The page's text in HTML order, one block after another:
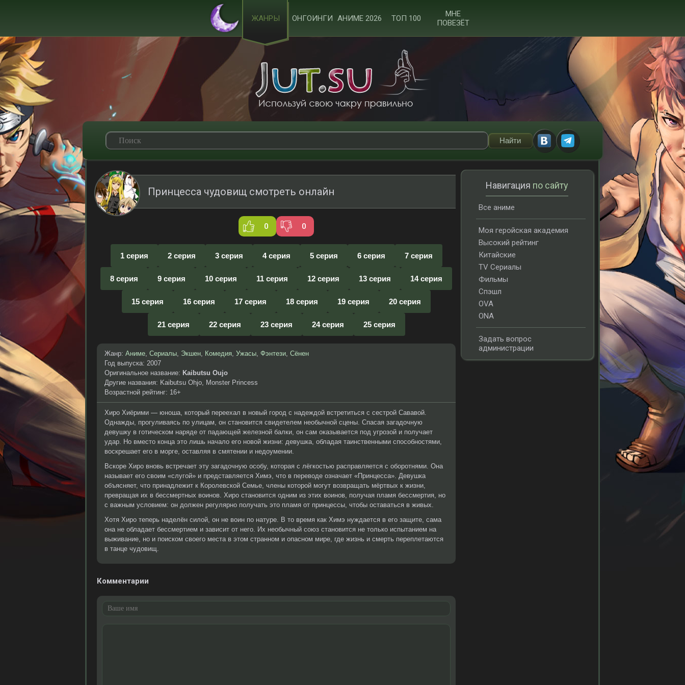
ЖАНРЫ ОНГОИНГИ АНИМЕ 2026 ТОП 100
МНЕ
ПОВЕЗЁТ
Принцесса чудовищ смотреть онлайн
0 0
1 серия 2 серия 3 серия 4 серия 5 серия 6 серия 7 серия
8 серия 9 серия 10 серия 11 серия 12 серия 13 серия 14 серия
15 серия 16 серия 17 серия 18 серия 19 серия 20 серия
21 серия 22 серия 23 серия 24 серия 25 серия
Жанр: Аниме, Сериалы, Экшен, Комедия, Ужасы, Фэнтези, Сёнен
Год выпуска: 2007
Оригинальное название: Kaibutsu Oujo
Другие названия: Kaibutsu Ohjo, Monster Princess
Возрастной рейтинг: 16+
Хиро Хиёрими — юноша, который переехал в новый город с надеждой встретиться с сестрой Сававой.
Однажды, прогуливаясь по улицам, он становится свидетелем необычной сцены. Спасая загадочную
девушку в готическом наряде от падающей железной балки, он сам оказывается под угрозой и получает
удар. Но вместо конца это лишь начало его новой жизни: девушка, обладая таинственными способностями,
воскрешает его в морге, оставляя в смятении и недоумении.
Вскоре Хиро вновь встречает эту загадочную особу, которая с лёгкостью расправляется с оборотнями. Она
называет его своим «слугой» и представляется Химэ, что в переводе означает «Принцесса». Девушка
объясняет, что принадлежит к Королевской Семье, члены которой могут возвращать мёртвых к жизни,
превращая их в бессмертных воинов. Хиро становится одним из этих воинов, получая пламя бессмертия, но
с важным условием: он должен регулярно получать это пламя от принцессы, чтобы оставаться в живых.
Хотя Хиро теперь наделён силой, он не воин по натуре. В то время как Химэ нуждается в его защите, сама
она не обладает бессмертием и зависит от него. Их необычный союз становится не только испытанием на
выживание, но и поиском своего места в этом странном и опасном мире, где жизнь и смерть переплетаются
в танце чудовищ.
Комментарии
Навигация по сайту
Все аниме
Моя геройская академия
Высокий рейтинг
Китайские
TV Сериалы
Фильмы
Спэшл
OVA
ONA
Задать вопрос
администрации